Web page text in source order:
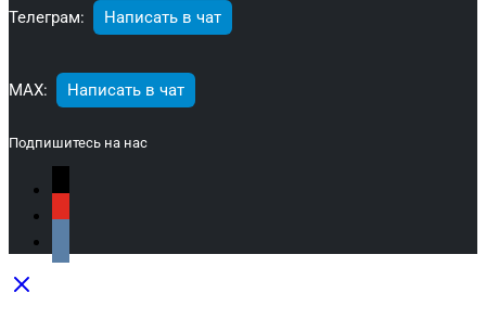
Телеграм: Написать в чат
МАХ: Написать в чат
Подпишитесь на нас